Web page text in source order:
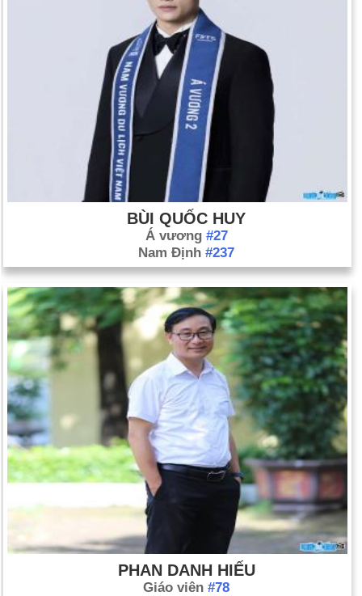
BÙI QUỐC HUY
Á vương #27
Nam Định #237
PHAN DANH HIẾU
Giáo viên #78